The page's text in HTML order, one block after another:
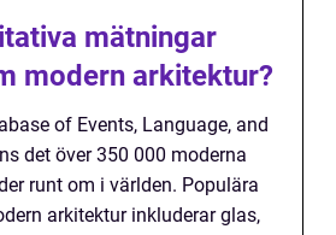
mätningar
modern arkitektur?
of Events, Language, and
det över 350 000 moderna
runt om i världen. Populära
arkitektur inkluderar glas,